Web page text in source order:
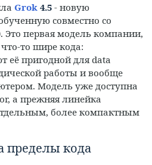
Grok 4.5 - новую
совместно со
первая модель компании,
то шире кода:
её пригодной для data
работы и вообще
Модель уже доступна
а прежняя линейка
более компактным
пределы кода